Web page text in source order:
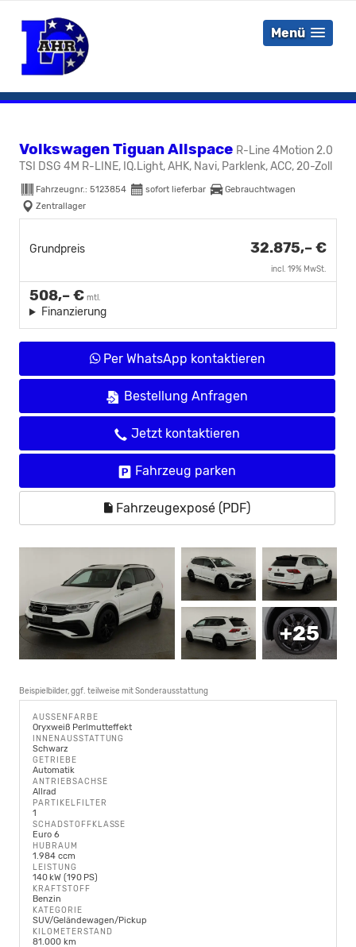
Menü
Volkswagen Tiguan Allspace R-Line 4Motion 2.0
TSI DSG 4M R-LINE, IQ.Light, AHK, Navi, Parklenk, ACC, 20-Zoll
Fahrzeugnr.: 5123854 sofort lieferbar
Gebrauchtwagen
Zentrallager
Grundpreis 32.875,– €
incl. 19% MwSt.
508,– € mtl.
Finanzierung
Per WhatsApp kontaktieren
Bestellung Anfragen
Jetzt kontaktieren
Fahrzeug parken
Fahrzeugexposé (PDF)
+25
Beispielbilder, ggf. teilweise mit Sonderausstattung
AUSSENFARBE
Oryxweiß Perlmutteffekt
INNENAUSSTATTUNG
Schwarz
GETRIEBE
Automatik
ANTRIEBSACHSE
Allrad
PARTIKELFILTER
1
SCHADSTOFFKLASSE
Euro 6
HUBRAUM
1.984 ccm
LEISTUNG
140 kW (190 PS)
KRAFTSTOFF
Benzin
KATEGORIE
SUV/Geländewagen/Pickup
KILOMETERSTAND
81.000 km